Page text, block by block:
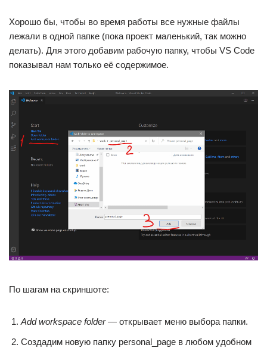
Хорошо бы, чтобы во время работы все нужные файлы
лежали в одной папке (пока проект маленький, так можно
делать). Для этого добавим рабочую папку, чтобы VS Code
показывал нам только её содержимое.
По шагам на скриншоте:
Add workspace folder— открывает меню выбора папки.
Создадим новую папку personal_page в любом удобном